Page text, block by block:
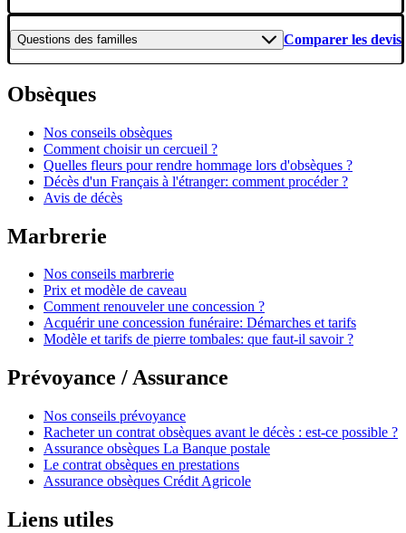
Questions des familles Comparer les devis
Obsèques
Nos conseils obsèques
Comment choisir un cercueil ?
Quelles fleurs pour rendre hommage lors d'obsèques ?
Décès d'un Français à l'étranger: comment procéder ?
Avis de décès
Marbrerie
Nos conseils marbrerie
Prix et modèle de caveau
Comment renouveler une concession ?
Acquérir une concession funéraire: Démarches et tarifs
Modèle et tarifs de pierre tombales: que faut-il savoir ?
Prévoyance / Assurance
Nos conseils prévoyance
Racheter un contrat obsèques avant le décès : est-ce possible ?
Assurance obsèques La Banque postale
Le contrat obsèques en prestations
Assurance obsèques Crédit Agricole
Liens utiles